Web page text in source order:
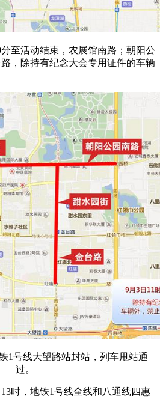
至活动结束，农展馆南路；朝阳公
，除持有纪念大会专用证件的车辆
1号线大望路站封站，列车甩站通
过。
时，地铁1号线全线和八通线四惠